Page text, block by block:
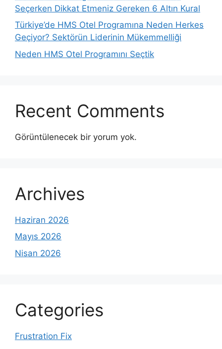
Seçerken Dikkat Etmeniz Gereken 6 Altın Kural
Türkiye’de HMS Otel Programına Neden Herkes
Geçiyor? Sektörün Liderinin Mükemmelliği
Neden HMS Otel Programını Seçtik
Recent Comments
Görüntülenecek bir yorum yok.
Archives
Haziran 2026
Mayıs 2026
Nisan 2026
Categories
Frustration Fix